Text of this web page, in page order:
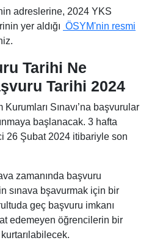
adreslerine, 2024 YKS
yer aldığı ÖSYM'nin resmi
Tarihi Ne
Tarihi 2024
Sınavı’na başvurular
başlanacak. 3 hafta
26 Şubat 2024 itibariyle son
zamanında başvuru
sınava bşavurmak için bir
geç başvuru imkanı
edemeyen öğrencilerin bir